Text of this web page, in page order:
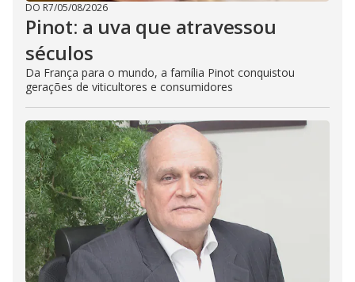
DO R7/05/08/2026
Pinot: a uva que atravessou
séculos
Da França para o mundo, a família Pinot conquistou
gerações de viticultores e consumidores